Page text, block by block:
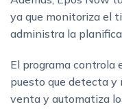
ya que monitoriza el
administra la
El programa controla
puesto que detecta y
venta y automatiza